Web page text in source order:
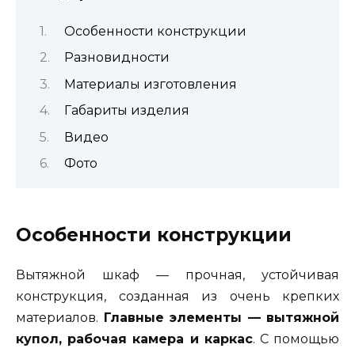
Особенности конструкции
Разновидности
Материалы изготовления
Габариты изделия
Видео
Фото
Особенности конструкции
Вытяжной шкаф — прочная, устойчивая
конструкция, созданная из очень крепких
материалов. Главные элементы — вытяжной
купол, рабочая камера и каркас. С помощью